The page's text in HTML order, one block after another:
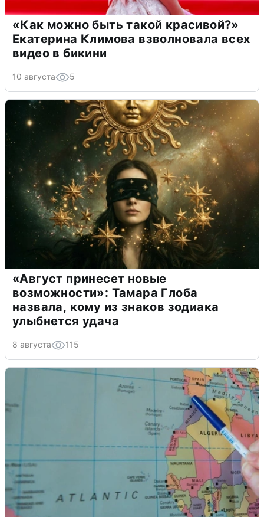
«Как можно быть такой красивой?»
Екатерина Климова взволновала всех
видео в бикини
10 августа 5
«Август принесет новые
возможности»: Тамара Глоба
назвала, кому из знаков зодиака
улыбнется удача
8 августа 115